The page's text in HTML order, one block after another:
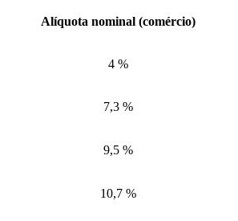
Alíquota nominal (comércio)
4 %
7,3 %
9,5 %
10,7 %